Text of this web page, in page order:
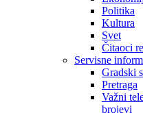
Politika
Kultura
Svet
Čitaoci
Servisne
Gradski
Pretraga
Važni
brojevi